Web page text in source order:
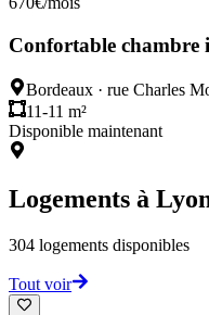
Confortable chambre
Bordeaux · rue Charles
11-11 m²
Disponible maintenant
Logements à
304 logements disponibles
Tout voir